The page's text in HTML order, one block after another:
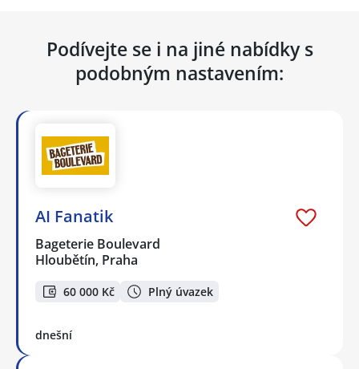
Podívejte se i na jiné nabídky s
podobným nastavením:
AI Fanatik
Bageterie Boulevard
Hloubětín, Praha
60 000 Kč Plný úvazek
dnešní